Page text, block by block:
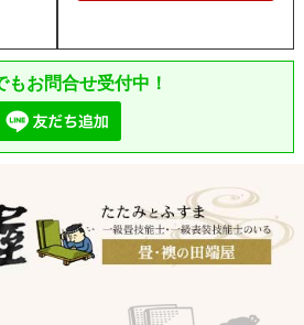
お問合せ受付中！